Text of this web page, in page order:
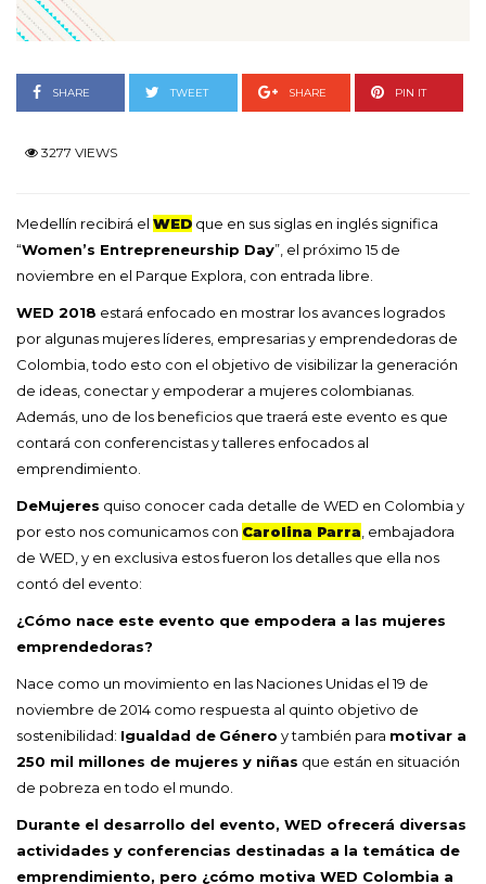
SHARE TWEET SHARE PIN IT
3277 VIEWS
Medellín recibirá el WED que en sus siglas en inglés significa
“Women’s Entrepreneurship Day”, el próximo 15 de
noviembre en el Parque Explora, con entrada libre.
WED 2018 estará enfocado en mostrar los avances logrados
por algunas mujeres líderes, empresarias y emprendedoras de
Colombia, todo esto con el objetivo de visibilizar la generación
de ideas, conectar y empoderar a mujeres colombianas.
Además, uno de los beneficios que traerá este evento es que
contará con conferencistas y talleres enfocados al
emprendimiento.
DeMujeres quiso conocer cada detalle de WED en Colombia y
por esto nos comunicamos con Carolina Parra, embajadora
de WED, y en exclusiva estos fueron los detalles que ella nos
contó del evento:
¿Cómo nace este evento que empodera a las mujeres
emprendedoras?
Nace como un movimiento en las Naciones Unidas el 19 de
noviembre de 2014 como respuesta al quinto objetivo de
sostenibilidad: Igualdad de Género y también para motivar a
250 mil millones de mujeres y niñas que están en situación
de pobreza en todo el mundo.
Durante el desarrollo del evento, WED ofrecerá diversas
actividades y conferencias destinadas a la temática de
emprendimiento, pero ¿cómo motiva WED Colombia a